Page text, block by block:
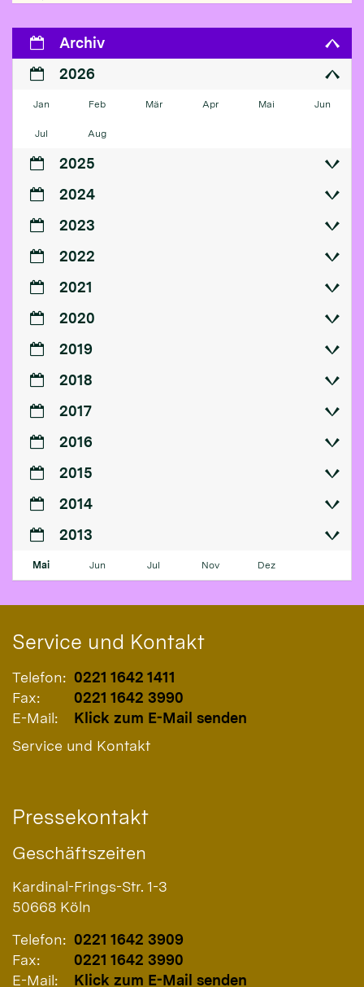
Archiv
2026
Jan Feb Mär Apr Mai Jun
Jul Aug
2025
2024
2023
2022
2021
2020
2019
2018
2017
2016
2015
2014
2013
Mai Jun Jul Nov Dez
Service und Kontakt
Telefon: 0221 1642 1411
Fax:
0221 1642 3990
E-Mail:
Klick zum E-Mail senden
Service und Kontakt
Pressekontakt
Geschäftszeiten
Kardinal-Frings-Str. 1-3
50668 Köln
Telefon: 0221 1642 3909
Fax:
0221 1642 3990
E-Mail:
Klick zum E-Mail senden